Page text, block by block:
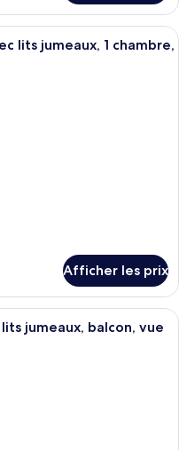
chambre d’hôtel avec un lit, un
lits jumeaux, 1 chambre,
Afficher les prix
chambre d’hôtel avec un lit,
jumeaux, balcon, vue